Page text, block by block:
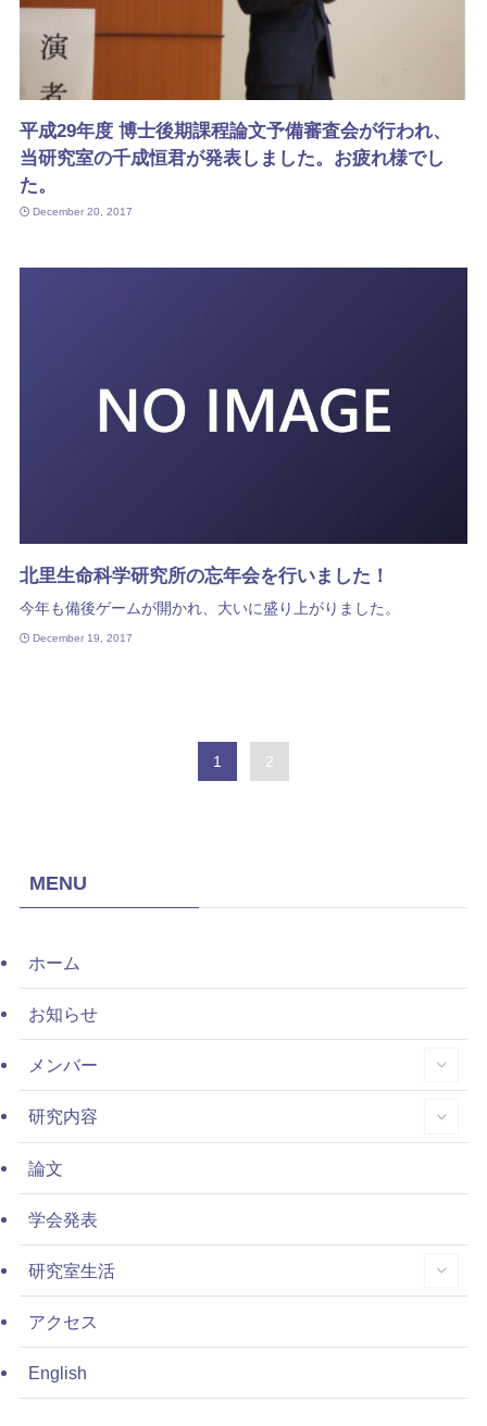
平成29年度 博士後期課程論文予備審査会が行われ、
当研究室の千成恒君が発表しました。お疲れ様でし
た。
December 20, 2017
北里生命科学研究所の忘年会を行いました！
今年も備後ゲームが開かれ、大いに盛り上がりました。
December 19, 2017
1 2
MENU
ホーム
お知らせ
メンバー
研究内容
論文
学会発表
研究室生活
アクセス
English